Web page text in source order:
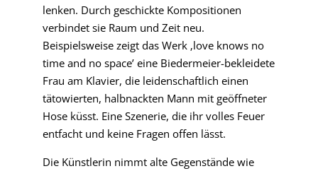
lenken. Durch geschickte Kompositionen
verbindet sie Raum und Zeit neu.
Beispielsweise zeigt das Werk ‚love knows no
time and no space’ eine Biedermeier-bekleidete
Frau am Klavier, die leidenschaftlich einen
tätowierten, halbnackten Mann mit geöffneter
Hose küsst. Eine Szenerie, die ihr volles Feuer
entfacht und keine Fragen offen lässt.
Die Künstlerin nimmt alte Gegenstände wie